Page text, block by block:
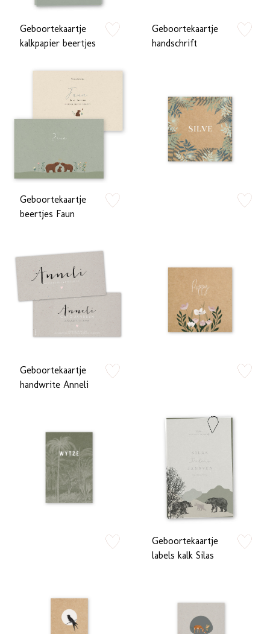
Geboortekaartje
kalkpapier beertjes
zet op verlanglijstje
Geboortekaartje
handschrift
Geboortekaartje
beertjes Faun
Geboortekaartje
handwrite Anneli
zet op verlanglijstje
Geboortekaartje
labels kalk Silas